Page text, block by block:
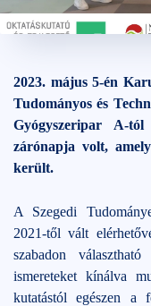
2023. május 5-én
Tudományos és
Gyógyszeripar A-
zárónapja volt,
került.
A Szegedi
2021-től vált
szabadon
ismereteket kínálva
kutatástól egészen a